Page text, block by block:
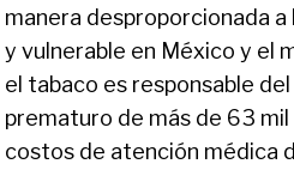
manera desproporcionada a
y vulnerable en México y el
el tabaco es responsable
prematuro de más de 63 mil
costos de atención médica